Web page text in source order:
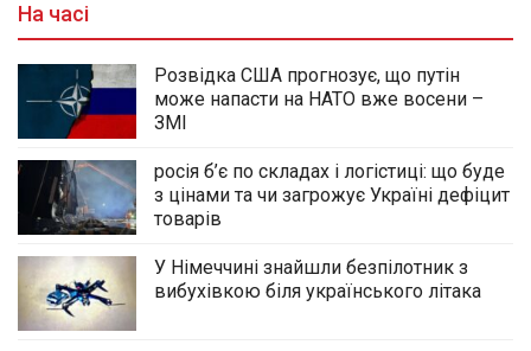
На часі
Розвідка США прогнозує, що путін
може напасти на НАТО вже восени –
ЗМІ
росія б’є по складах і логістиці: що буде
з цінами та чи загрожує Україні дефіцит
товарів
У Німеччині знайшли безпілотник з
вибухівкою біля українського літака